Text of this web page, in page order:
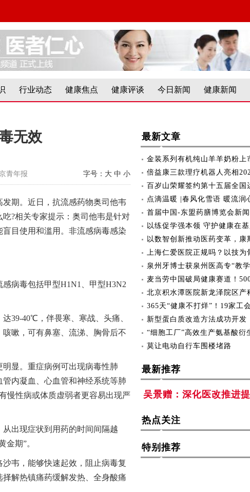
行业动态 健康焦点 健康评谈 今日新闻 健康新闻
无效
青年报 字号： 大 中 小
期。近日，抗流感药物奥司他韦
?相关专家提示：奥司他韦是针对
目使用和滥用。非流感病毒感染
病毒包括甲型H1N1、甲型H3N2
39-40℃，伴畏寒、寒战、头痛、
嗽，可有鼻塞、流涕、胸骨后不
显。重症病例可出现病毒性肺
内凝血、心血管和神经系统等肺
慢性病或体质虚弱者更容易出现严
出现症状到用药的时间间隔越
金期”。
韦，能够快速起效，阻止病毒复
解热镇痛药缓解发热、全身酸痛
最新文章
金装系列有机纯山羊羊奶粉上
倍益康三款理疗机器人亮相
百岁山荣耀签约第十五届全国
点滴温暖 |春风化雪语 暖流润
首届中国-东盟药膳博览会新
以练促学强本领 守护健康在
以数智创新推动医药变革，康
上海仁爱医院正规吗？以技为
泉州牙博士获泉州医高专“教
麦当劳中国破局健康赛道！
北京积水潭医院新龙泽院区产
365天“健康不打烊”！19家工
新型蛋白质改造方法成功开发
“细胞工厂”高效生产氨基酸衍
莫让电动自行车围楼堵路
最新推荐
吴景赠：深化医改推进
热点关注
特别推荐